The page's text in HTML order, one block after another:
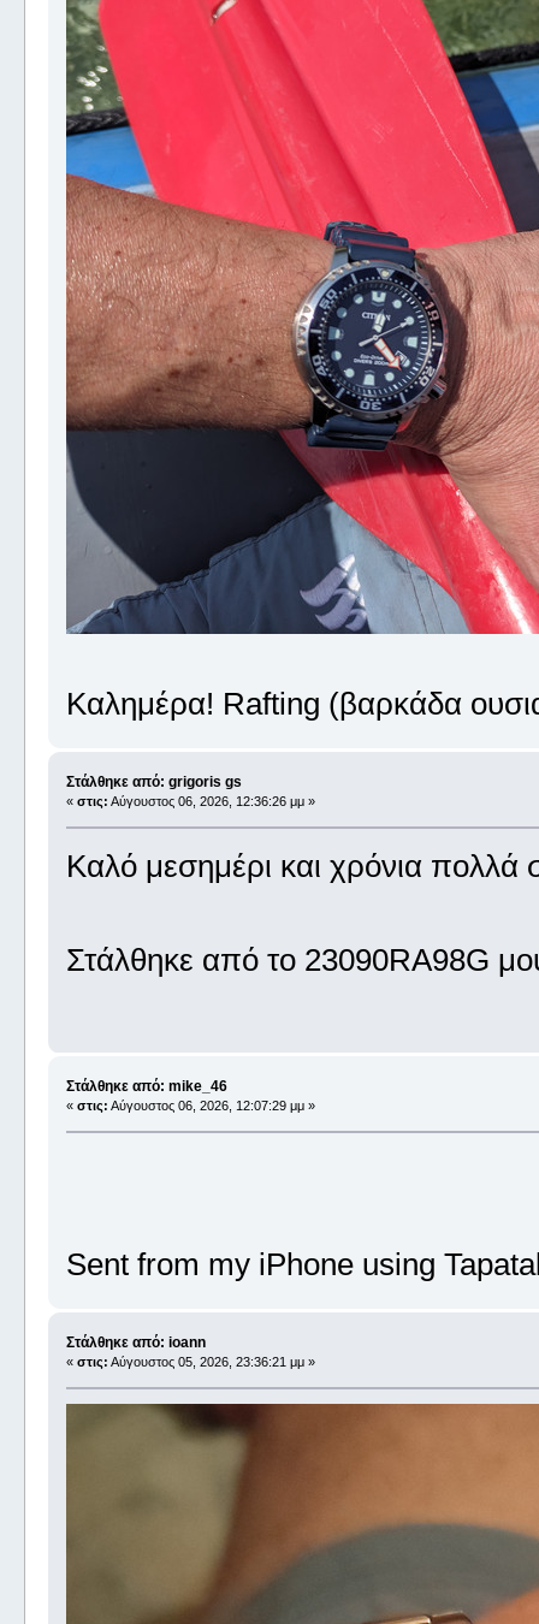
Καλημέρα! Rafting (βαρκάδα
Στάλθηκε από: grigoris gs
« στις: Αύγουστος 06, 2026, 12:36:26 μμ »
Καλό μεσημέρι και χρόνια πολλά
Στάλθηκε από το 23090RA98G
Στάλθηκε από: mike_46
« στις: Αύγουστος 06, 2026, 12:07:29 μμ »
Sent from my iPhone using
Στάλθηκε από: ioann
« στις: Αύγουστος 05, 2026, 23:36:21 μμ »